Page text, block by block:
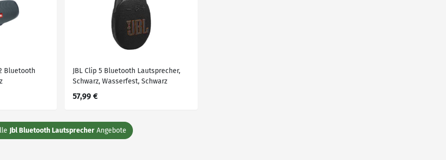
Bluetooth
JBL Clip 5 Bluetooth Lautsprecher,
Schwarz, Wasserfest, Schwarz
57,99 €
Jbl Bluetooth LautsprecherAngebote